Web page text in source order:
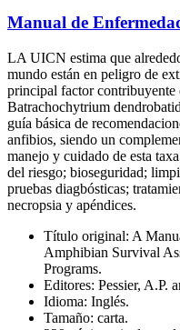
Manual de
LA UICN estima que
mundo están en peligro de
principal factor contribuyente
Batrachochytrium
guía básica de
anfibios, siendo un
manejo y cuidado de esta
del riesgo; bioseguridad;
pruebas diagbósticas;
necropsia y apéndices.
Título original: A
Amphibian Survival
Programs.
Editores: Pessier, A.P.
Idioma: Inglés.
Tamaño: carta.